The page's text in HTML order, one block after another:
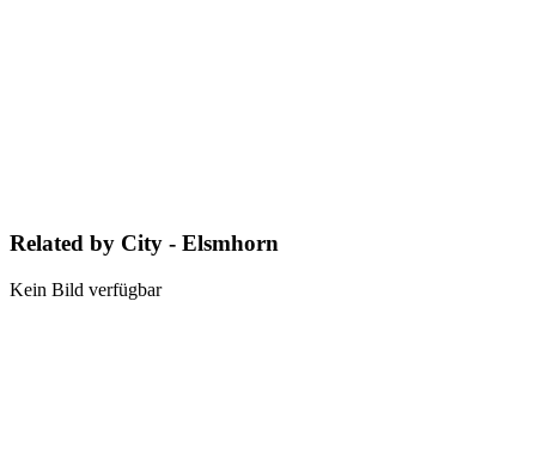
Related by City - Elsmhorn
Kein Bild verfügbar